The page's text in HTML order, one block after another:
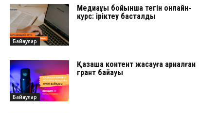
Байқаулар
Медиақұқық бойынша тегін онлайн-
курс: іріктеу басталды
Байқаулар
Қазақша контент жасауға арналған
грант байқауы